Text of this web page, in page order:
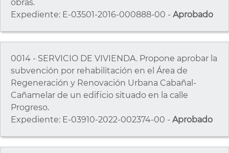
obras.
Expediente: E-03501-2016-000888-00 - Aprobado
0014 - SERVICIO DE VIVIENDA. Propone aprobar la
subvención por rehabilitación en el Área de
Regeneración y Renovación Urbana Cabañal-
Cañamelar de un edificio situado en la calle
Progreso.
Expediente: E-03910-2022-002374-00 - Aprobado